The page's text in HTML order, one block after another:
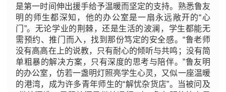
是第一时间伸出援手给予温暖而坚定的支持。熟悉鲁友
明的师生都深知，他的办公室是一扇永远敞开的“心
门”。无论学业的荆棘，还是生活的波澜，学生都能无
需预约、推门而入，找到那份笃定的安全感。“鲁老师
没有高高在上的说教，只有耐心的倾听与共鸣；没有简
单粗暴的解决方案，只有深度的思考与陪伴。”鲁友明
的办公室，仿若一盏明灯照亮学生心灵，又似一座温暖
的港湾，成为许多青年师生的“解忧杂货店”。当被问及